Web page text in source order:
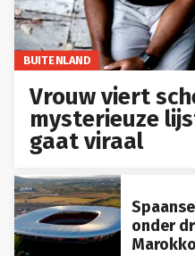
BUITENLAND
Vrouw viert
mysterieuze
gaat viraal
onder
Marokko